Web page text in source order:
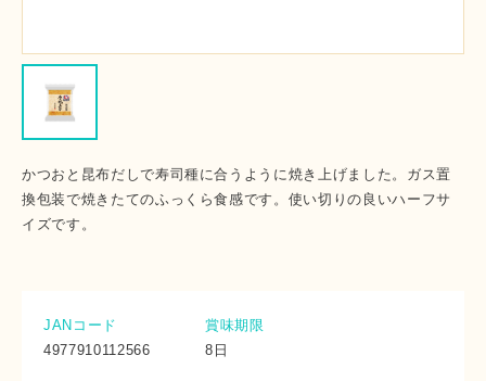
かつおと昆布だしで寿司種に合うように焼き上げました。ガス置
換包装で焼きたてのふっくら食感です。使い切りの良いハーフサ
イズです。
JANコード
4977910112566
賞味期限
8日